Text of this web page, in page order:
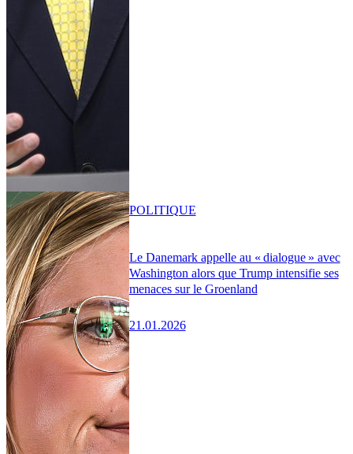
Le Danemark appelle au « dialogue » avec
Washington alors que Trump intensifie ses
menaces sur le Groenland
21.01.2026
POLITIQUE